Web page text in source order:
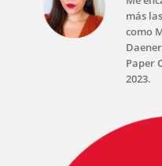
más
como
Paper
2023.